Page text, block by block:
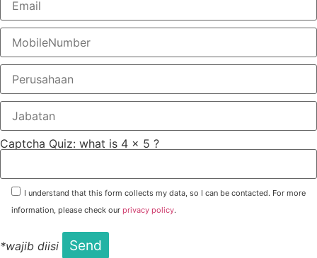
Captcha Quiz: what is 4 x 5 ?
I understand that this form collects my data, so I can be contacted. For more
information, please check our privacy policy.
*wajib diisi